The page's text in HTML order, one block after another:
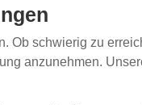
Ob schwierig zu
anzunehmen.